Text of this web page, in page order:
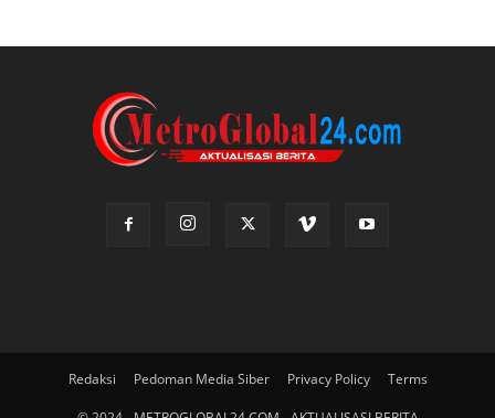
Redaksi Pedoman Media Siber Privacy Policy Terms